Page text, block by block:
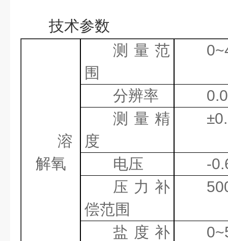
技术参数
溶
解氧
测量范
围
分辨率
测量精
度
±
电压 -
压力补
偿范围
盐度补